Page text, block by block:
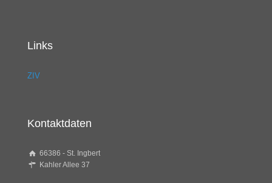
Links
ZIV
Kontaktdaten
66386 - St. Ingbert
Kahler Allee 37